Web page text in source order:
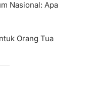
Nasional: Apa
Orang Tua